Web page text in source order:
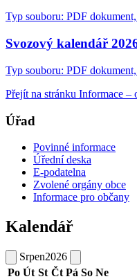
Typ souboru: PDF
Svozový kalendář
Typ souboru: PDF
Přejít na stránku Informace –
Úřad
Povinné informace
Úřední deska
E-podatelna
Zvolené orgány obce
Informace pro občany
Kalendář
Srpen2026
Po Út St Čt Pá So Ne